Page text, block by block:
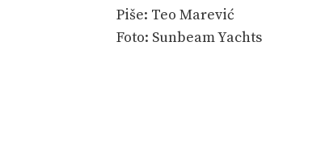
Piše: Teo Marević
Foto: Sunbeam Yachts